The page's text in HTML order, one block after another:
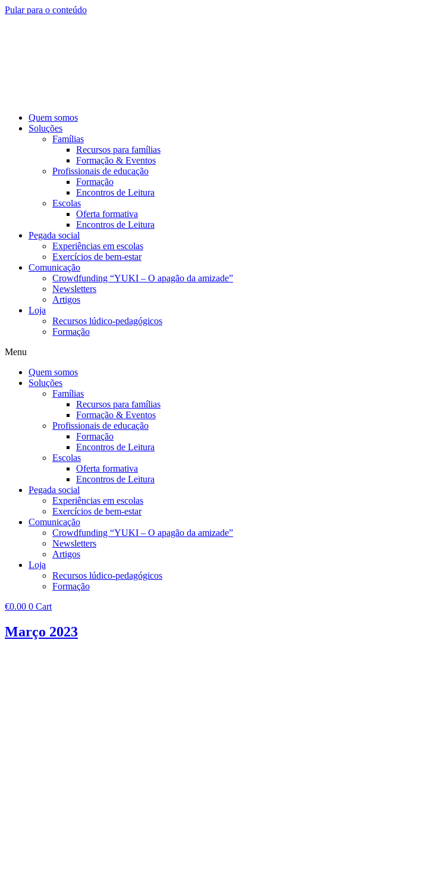
Pular para o conteúdo
Quem somos
Soluções
Famílias
Recursos para famílias
Formação & Eventos
Profissionais de educação
Formação
Encontros de Leitura
Escolas
Oferta formativa
Encontros de Leitura
Pegada social
Experiências em escolas
Exercícios de bem-estar
Comunicação
Crowdfunding “YUKI – O apagão da amizade”
Newsletters
Artigos
Loja
Recursos lúdico-pedagógicos
Formação
Menu
Quem somos
Soluções
Famílias
Recursos para famílias
Formação & Eventos
Profissionais de educação
Formação
Encontros de Leitura
Escolas
Oferta formativa
Encontros de Leitura
Pegada social
Experiências em escolas
Exercícios de bem-estar
Comunicação
Crowdfunding “YUKI – O apagão da amizade”
Newsletters
Artigos
Loja
Recursos lúdico-pedagógicos
Formação
€0.00 0 Cart
Março 2023